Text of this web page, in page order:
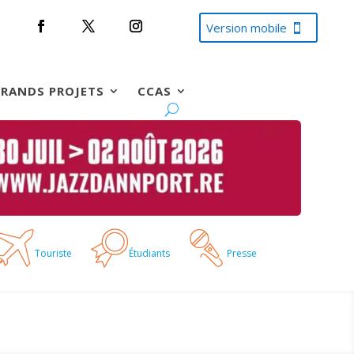
Version mobile
PROJETS CCAS
Touriste Étudiants Presse